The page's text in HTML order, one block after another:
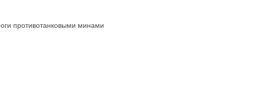
противотанковыми минами